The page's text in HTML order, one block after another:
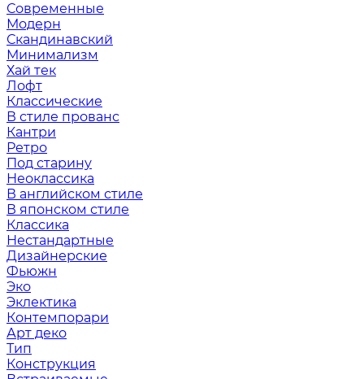
Современные
Модерн
Скандинавский
Минимализм
Хай тек
Лофт
Классические
В стиле прованс
Кантри
Ретро
Под старину
Неоклассика
В английском стиле
В японском стиле
Классика
Нестандартные
Дизайнерские
Фьюжн
Эко
Эклектика
Контемпорари
Арт деко
Тип
Конструкция